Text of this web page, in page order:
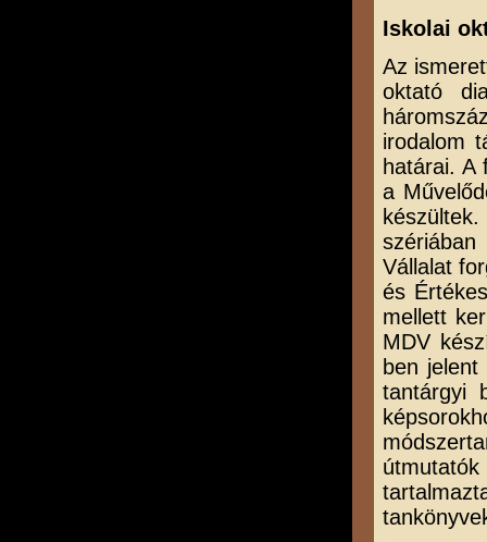
Iskolai
Az
oktató
irodalom
határai. A
a
Vállalat
és
mellett
MDV
ben
tantárgyi